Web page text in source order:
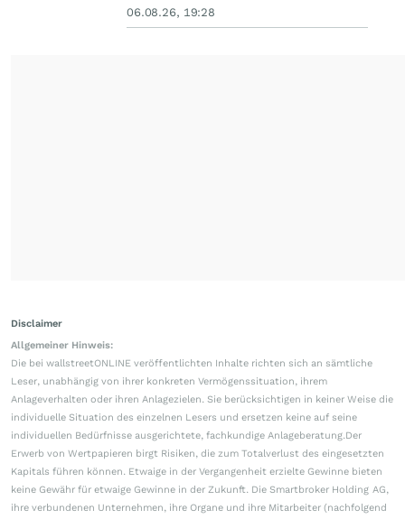
06.08.26, 19:28
Disclaimer
Allgemeiner Hinweis:
Die bei wallstreetONLINE veröffentlichten Inhalte richten sich an sämtliche
Leser, unabhängig von ihrer konkreten Vermögenssituation, ihrem
Anlageverhalten oder ihren Anlagezielen. Sie berücksichtigen in keiner Weise die
individuelle Situation des einzelnen Lesers und ersetzen keine auf seine
individuellen Bedürfnisse ausgerichtete, fachkundige Anlageberatung.Der
Erwerb von Wertpapieren birgt Risiken, die zum Totalverlust des eingesetzten
Kapitals führen können. Etwaige in der Vergangenheit erzielte Gewinne bieten
keine Gewähr für etwaige Gewinne in der Zukunft. Die Smartbroker Holding AG,
ihre verbundenen Unternehmen, ihre Organe und ihre Mitarbeiter (nachfolgend